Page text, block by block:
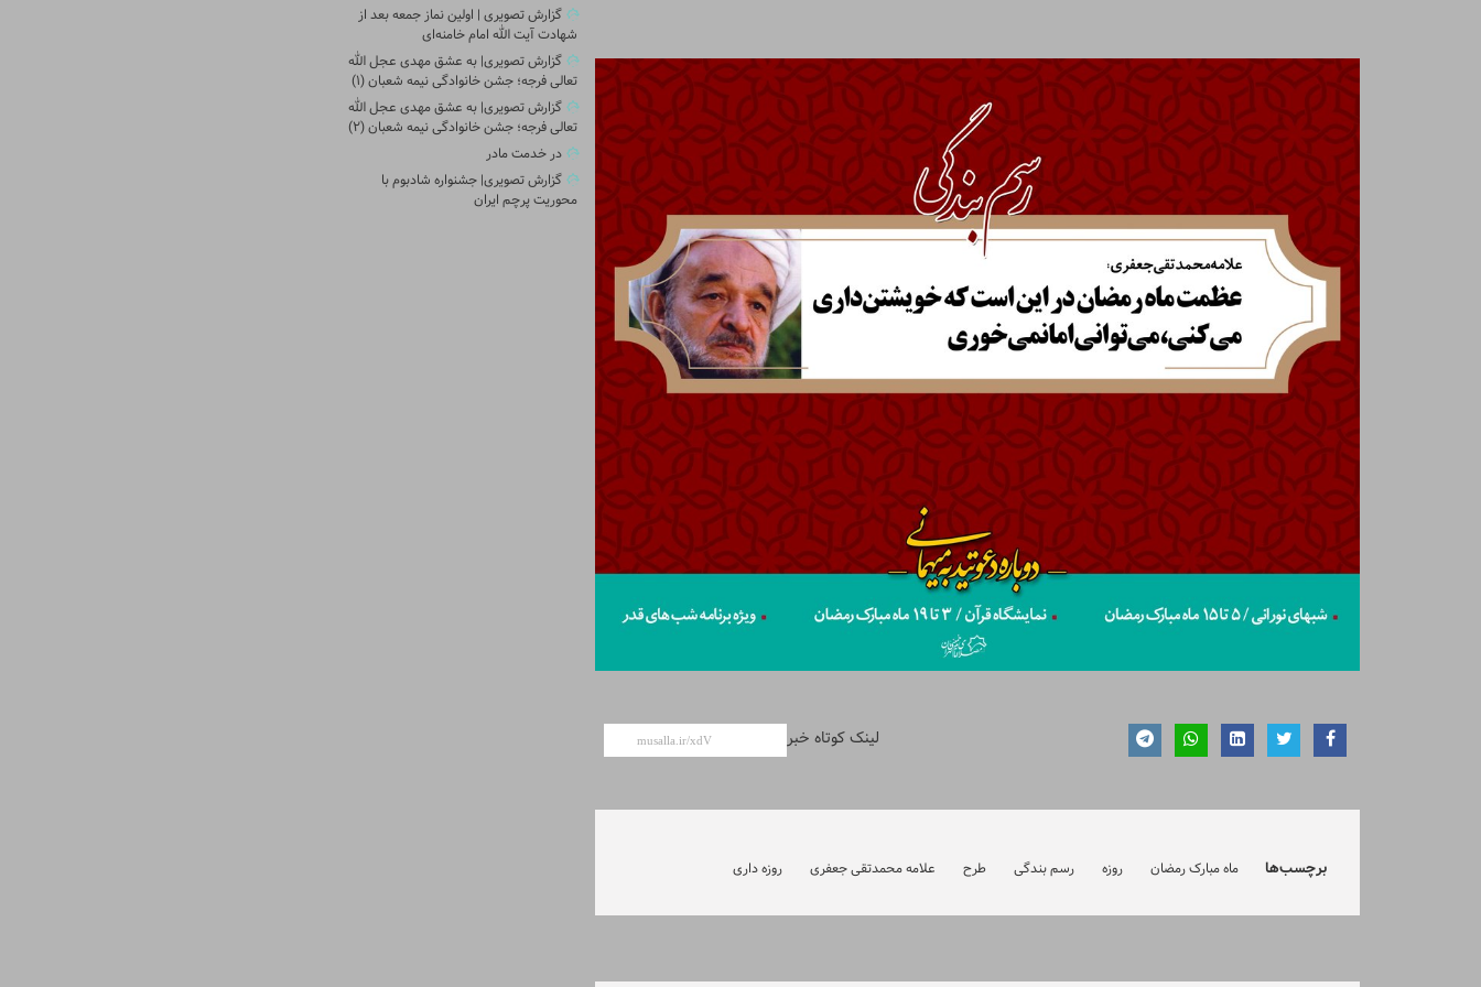
لینک کوتاه خبر
برچسب‌ها ماه مبارک رمضان روزه رسم بندگی طرح علامه محمدتقی جعفری روزه داری
گزارش تصویری | اولین نماز جمعه بعد از
شهادت آیت الله امام خامنه‌ای
گزارش تصویری| به عشق مهدی عجل الله
تعالی فرجه؛ جشن خانوادگی نیمه شعبان (۱)
گزارش تصویری| به عشق مهدی عجل الله
تعالی فرجه؛ جشن خانوادگی نیمه شعبان (۲)
در خدمت مادر
گزارش تصویری| جشنواره شادبوم با
محوریت پرچم ایران